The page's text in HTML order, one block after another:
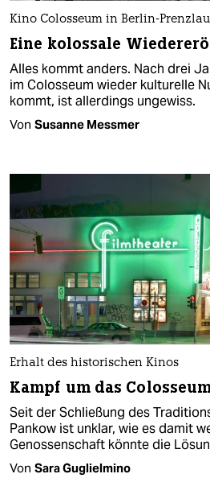
Kino Colosseum in Berlin-
Eine kolossale
Alles kommt anders. Nach drei
im Colosseum wieder kulturelle
kommt, ist allerdings ungewiss.
Von Susanne Messmer
Erhalt des historischen Kinos
Kampf um das
Seit der Schließung des
Pankow ist unklar, wie es damit
Genossenschaft könnte die
Von Sara Guglielmino